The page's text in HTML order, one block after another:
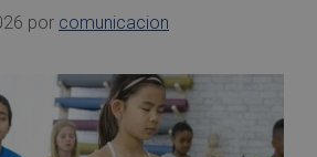
por comunicacion